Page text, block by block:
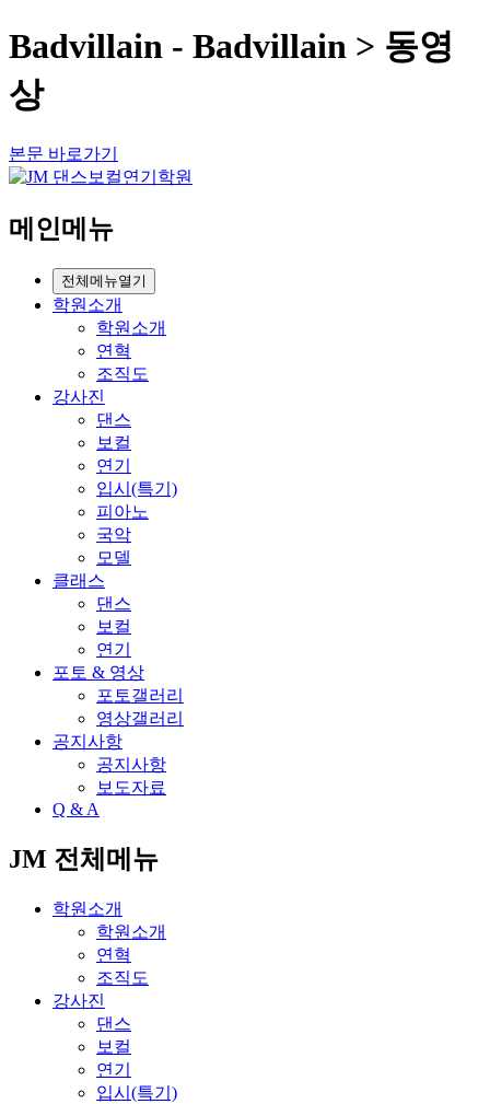
Badvillain - Badvillain > 동영
상
본문 바로가기
메인메뉴
전체메뉴열기
학원소개
학원소개
연혁
조직도
강사진
댄스
보컬
연기
입시(특기)
피아노
국악
모델
클래스
댄스
보컬
연기
포토 & 영상
포토갤러리
영상갤러리
공지사항
공지사항
보도자료
Q & A
JM 전체메뉴
학원소개
학원소개
연혁
조직도
강사진
댄스
보컬
연기
입시(특기)